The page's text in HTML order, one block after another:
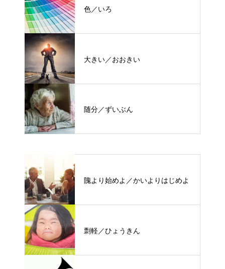
色／いろ
大きい／おおきい
随分／ずいぶん
隗より始めよ／かいよりはじめよ
剽軽／ひょうきん